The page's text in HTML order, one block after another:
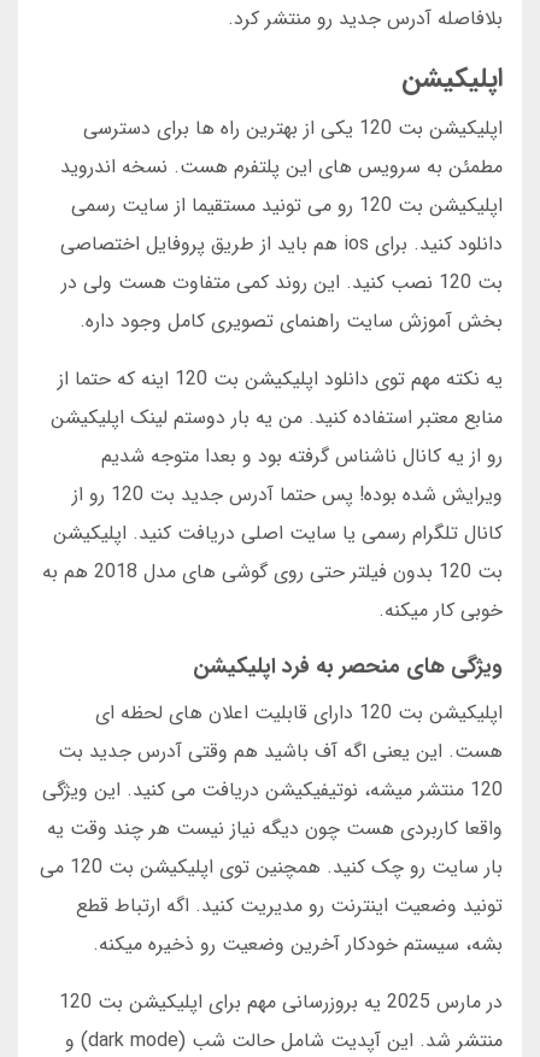
بلافاصله آدرس جدید رو منتشر کرد.
اپلیکیشن
اپلیکیشن بت 120 یکی از بهترین راه ها برای دسترسی
مطمئن به سرویس های این پلتفرم هست. نسخه اندروید
اپلیکیشن بت 120 رو می تونید مستقیما از سایت رسمی
دانلود کنید. برای ios هم باید از طریق پروفایل اختصاصی
بت 120 نصب کنید. این روند کمی متفاوت هست ولی در
بخش آموزش سایت راهنمای تصویری کامل وجود داره.
یه نکته مهم توی دانلود اپلیکیشن بت 120 اینه که حتما از
منابع معتبر استفاده کنید. من یه بار دوستم لینک اپلیکیشن
رو از یه کانال ناشناس گرفته بود و بعدا متوجه شدیم
ویرایش شده بوده! پس حتما آدرس جدید بت 120 رو از
کانال تلگرام رسمی یا سایت اصلی دریافت کنید. اپلیکیشن
بت 120 بدون فیلتر حتی روی گوشی های مدل 2018 هم به
خوبی کار میکنه.
ویژگی های منحصر به فرد اپلیکیشن
اپلیکیشن بت 120 دارای قابلیت اعلان های لحظه ای
هست. این یعنی اگه آف باشید هم وقتی آدرس جدید بت
120 منتشر میشه، نوتیفیکیشن دریافت می کنید. این ویژگی
واقعا کاربردی هست چون دیگه نیاز نیست هر چند وقت یه
بار سایت رو چک کنید. همچنین توی اپلیکیشن بت 120 می
تونید وضعیت اینترنت رو مدیریت کنید. اگه ارتباط قطع
بشه، سیستم خودکار آخرین وضعیت رو ذخیره میکنه.
در مارس 2025 یه بروزرسانی مهم برای اپلیکیشن بت 120
منتشر شد. این آپدیت شامل حالت شب (dark mode) و